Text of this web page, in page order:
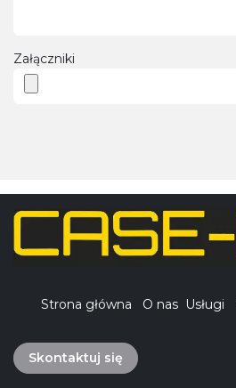
Załączniki
Strona główna O nas Usługi
Skontaktuj się